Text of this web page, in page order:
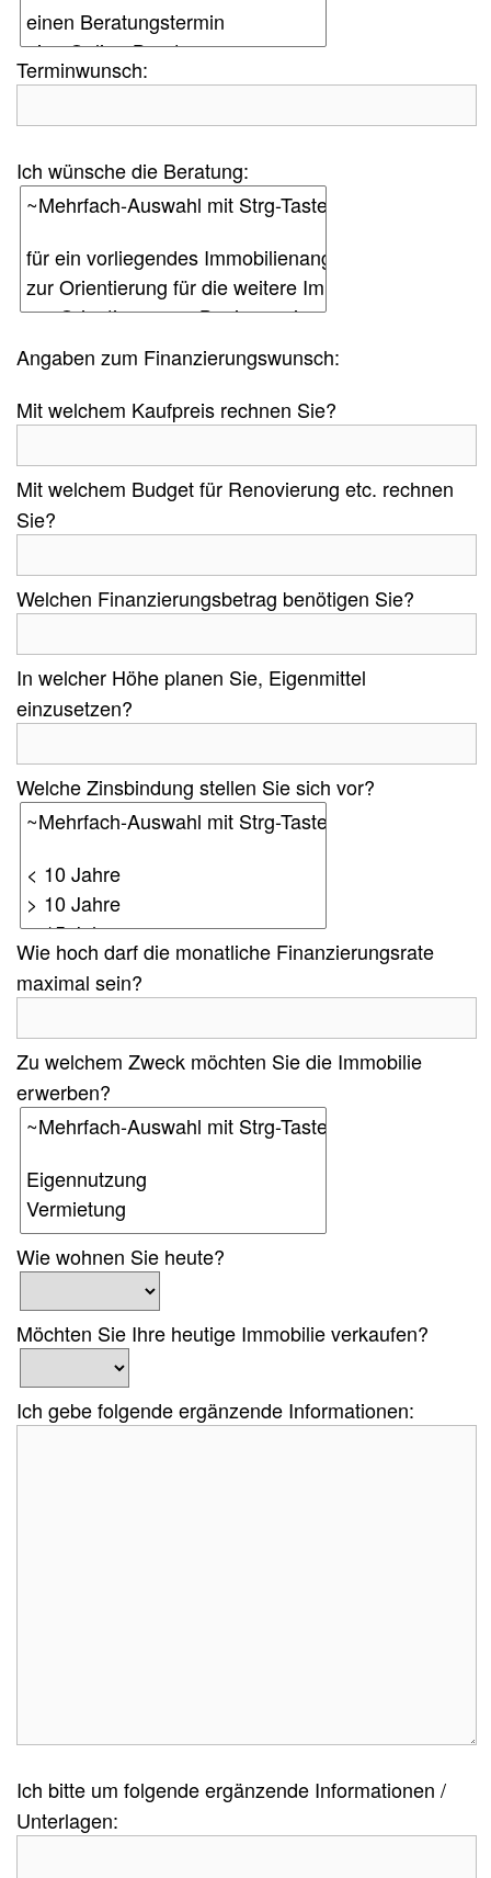
Terminwunsch:
Ich wünsche die Beratung:
Angaben zum Finanzierungswunsch:
Mit welchem Kaufpreis rechnen Sie?
Mit welchem Budget für Renovierung etc. rechnen
Sie?
Welchen Finanzierungsbetrag benötigen Sie?
In welcher Höhe planen Sie, Eigenmittel
einzusetzen?
Welche Zinsbindung stellen Sie sich vor?
Wie hoch darf die monatliche Finanzierungsrate
maximal sein?
Zu welchem Zweck möchten Sie die Immobilie
erwerben?
Wie wohnen Sie heute?
Möchten Sie Ihre heutige Immobilie verkaufen?
Ich gebe folgende ergänzende Informationen:
Ich bitte um folgende ergänzende Informationen /
Unterlagen: